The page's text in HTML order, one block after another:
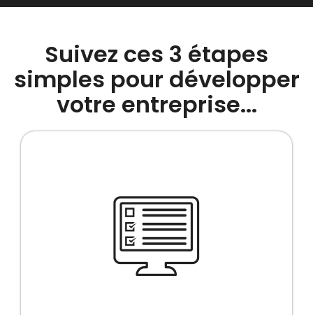
Suivez ces 3 étapes
simples pour développer
votre entreprise...